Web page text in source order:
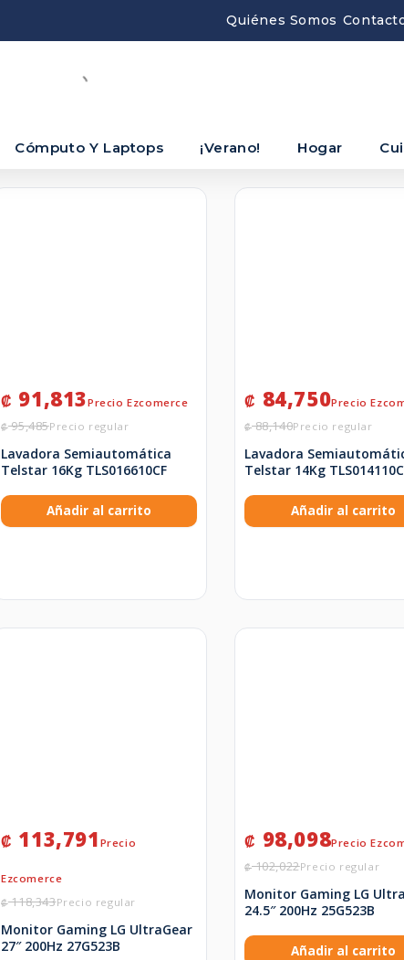
Quiénes Somos
Cómputo Y Laptops ¡Verano! Hogar
₡95,485
₡ 91,813
Lavadora Semiautomática
Telstar 16Kg TLS016610CF
Añadir al carrito
₡88,140
₡ 84,750
Lavadora
Telstar 14Kg
Añadir al carrito
₡118,343
₡ 113,791
Monitor Gaming LG UltraGear
27″ 200Hz 27G523B
₡102,022
₡ 98,098
Monitor Gaming LG
24.5″ 200Hz 25G523B
Añadir al carrito